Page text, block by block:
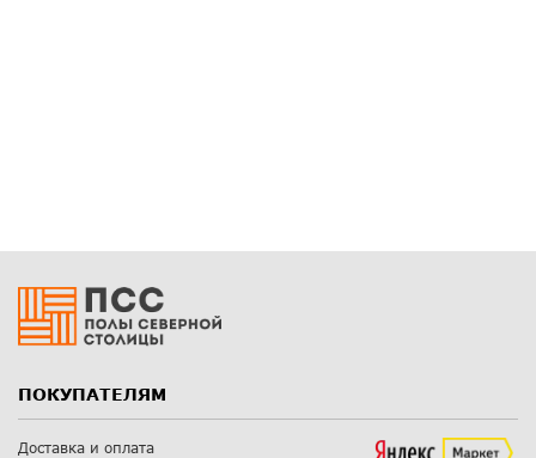
ПОКУПАТЕЛЯМ
Доставка и оплата